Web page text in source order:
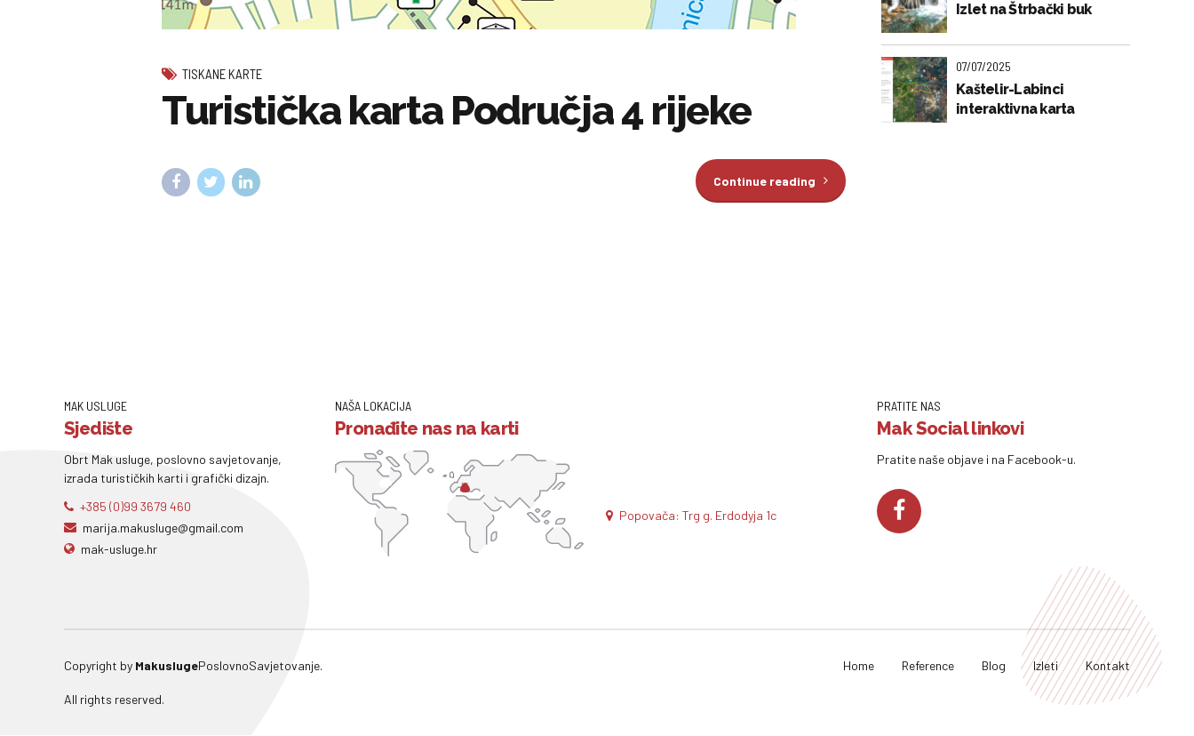
TISKANE KARTE
Turistička karta Područja 4 rijeke
Continue reading
Izlet na Štrbački buk
07/07/2025
Kaštelir-Labinci
interaktivna karta
MAK USLUGE
Sjedište
Obrt Mak usluge, poslovno savjetovanje,
izrada turističkih karti i grafički dizajn.
+385 (0)99 3679 460
marija.makusluge@gmail.com
mak-usluge.hr
NAŠA LOKACIJA
Pronađite nas na karti
Popovača: Trg g. Erdodyja 1c
PRATITE NAS
Mak Social linkovi
Pratite naše objave i na Facebook-u.
Copyright by MakuslugePoslovnoSavjetovanje.
All rights reserved.
Home Reference Blog Izleti Kontakt